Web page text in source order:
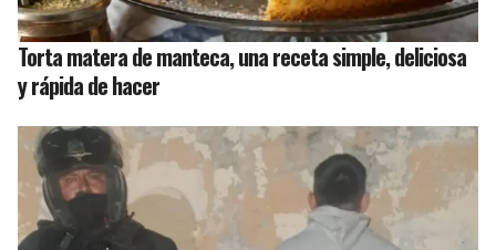
Torta matera de manteca, una receta simple, deliciosa
y rápida de hacer